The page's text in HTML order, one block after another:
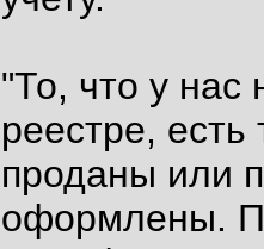
"То, что у
реестре, есть
проданы или
оформлены.